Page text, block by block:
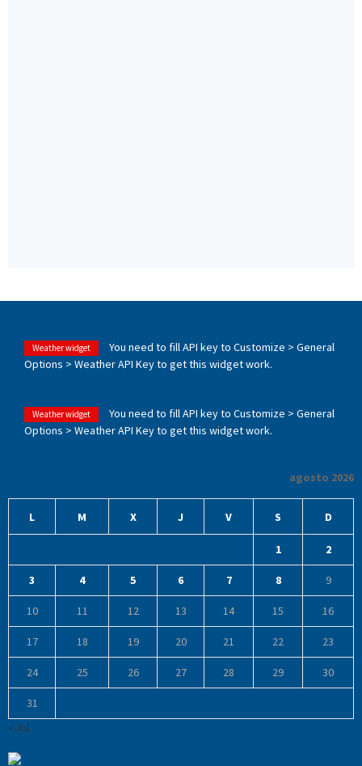
Weather widget
You need to fill API key to Customize > General
Options > Weather API Key to get this widget work.
Weather widget
You need to fill API key to Customize > General
Options > Weather API Key to get this widget work.
agosto 2026
L M X J V S D
1 2
3 4 5 6 7 8 9
10 11 12 13 14 15 16
17 18 19 20 21 22 23
24 25 26 27 28 29 30
31
« Jul